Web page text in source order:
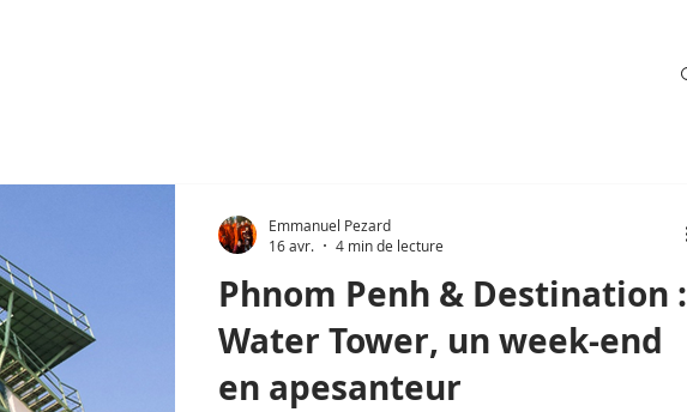
Phnom Penh & Destination :
Water Tower, un week-end
en apesanteur
Emmanuel Pezard
16 avr.
4 min de lecture